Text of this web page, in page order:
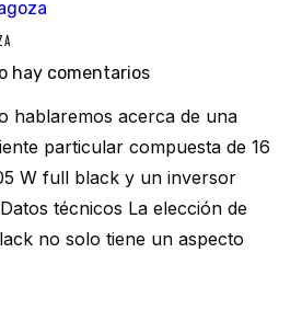
hay comentarios
hablaremos acerca de una
particular compuesta de 16
W full black y un inversor
técnicos La elección de
no solo tiene un aspecto